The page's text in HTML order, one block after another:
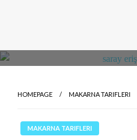
HOMEPAGE MAKARNA TARIFLERI
MAKARNA TARIFLERI